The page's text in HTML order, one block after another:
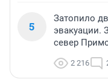
5
Затопило
эвакуации.
север
2 216